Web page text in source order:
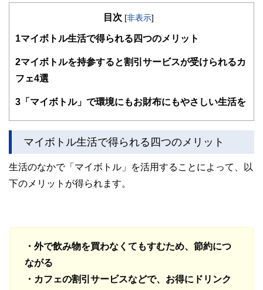
知識がない方でも理解できるようわかりやすく発信していま
得者を中心に「お金や暮らし」に関する書籍・雑誌の編集経
験者で構成され、企画立案から記事掲載まですべての工程に
FinancialFieldの特徴は、ファイナンシャルプランナー、弁
ドバイザー、DCプランナー、公認会計士、社会保険労務
士、行政書士、投資アナリスト、キャリアコンサルタントな
ど150名以上の有資格者を執筆者・監修者として迎え、むず
をわかりやすく発信している点です。
このように編集経験豊富なメンバーと金融や経済に精通した
コンシェルジュを目指します。
目次 [非表示]
1 マイボトル生活で得られる四つのメリット
2マイボトルを持参すると割引サービスが受けられるカ
フェ4選
3 「マイボトル」で環境にもお財布にもやさしい生活を
マイボトル生活で得られる四つのメリット
生活のなかで「マイボトル」を活用することによって、以
下のメリットが得られます。
・外で飲み物を買わなくてもすむため、節約につ
ながる
・カフェの割引サービスなどで、お得にドリンク